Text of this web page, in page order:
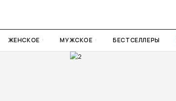
ЖЕНСКОЕ МУЖСКОЕ БЕСТСЕЛЛЕРЫ